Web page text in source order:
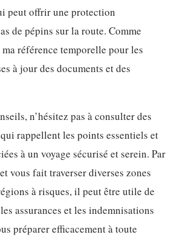
peut offrir une protection
de pépins sur la route. Comme
référence temporelle pour les
à jour des documents et des
n’hésitez pas à consulter des
rappellent les points essentiels et
à un voyage sécurisé et serein. Par
vous fait traverser diverses zones
à risques, il peut être utile de
assurances et les indemnisations
préparer efficacement à toute